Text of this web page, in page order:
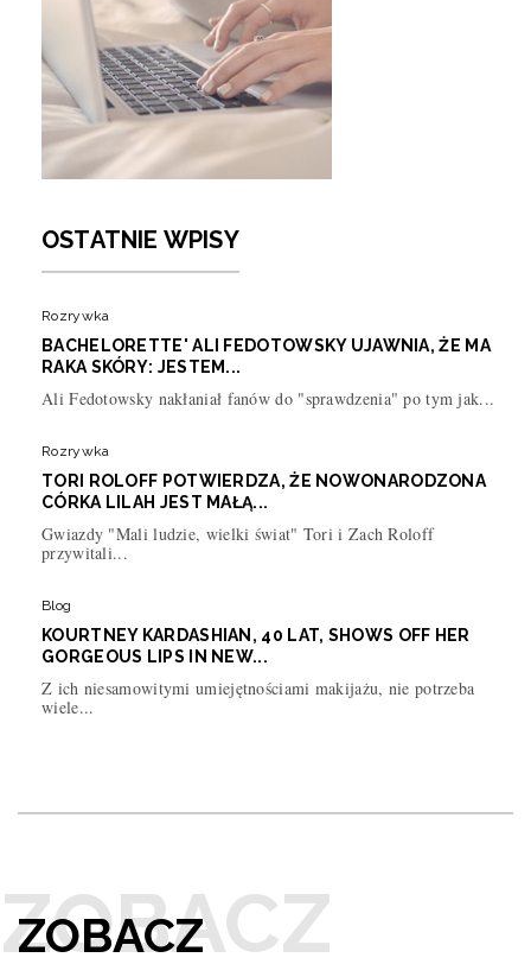
OSTATNIE WPISY
Rozrywka
BACHELORETTE' ALI FEDOTOWSKY UJAWNIA, ŻE MA
RAKA SKÓRY: JESTEM...
Ali Fedotowsky nakłaniał fanów do "sprawdzenia" po tym jak...
Rozrywka
TORI ROLOFF POTWIERDZA, ŻE NOWONARODZONA
CÓRKA LILAH JEST MAŁĄ...
Gwiazdy "Mali ludzie, wielki świat" Tori i Zach Roloff
przywitali...
Blog
KOURTNEY KARDASHIAN, 40 LAT, SHOWS OFF HER
GORGEOUS LIPS IN NEW...
Z ich niesamowitymi umiejętnościami makijażu, nie potrzeba
wiele...
ZOBACZ